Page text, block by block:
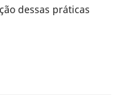
dessas práticas